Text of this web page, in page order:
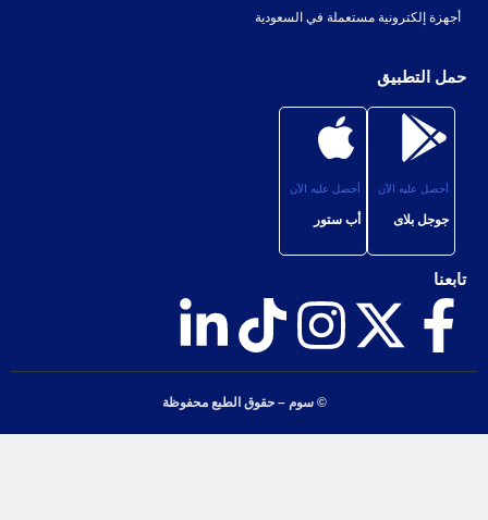
أجهزة إلكترونية مستعملة في السعودية
حمل التطبيق
أحصل عليه الآن
جوجل بلاى
أحصل عليه الآن
أب ستور
تابعنا
© سوم – حقوق الطبع محفوظة